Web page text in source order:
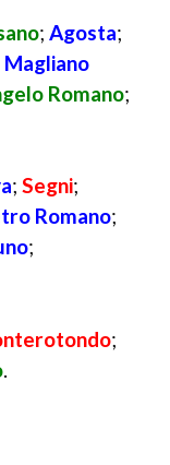
; Agosta;
Magliano
Romano;
; Segni;
Romano;
;
;